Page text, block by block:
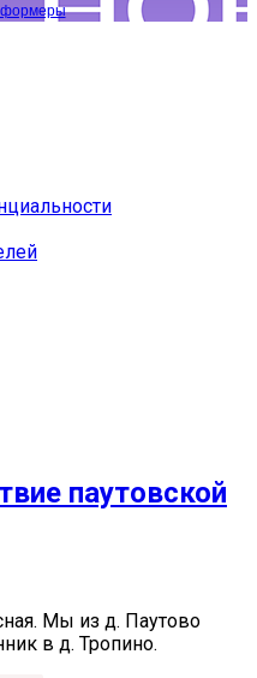
паутовской
Мы из д. Паутово
в д. Тропино.